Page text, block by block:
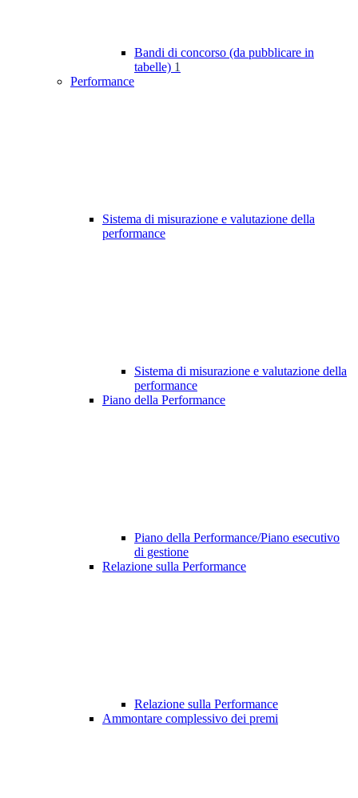
Bandi di concorso (da pubblicare in
tabelle) 1
Performance
Sistema di misurazione e valutazione della
performance
Sistema di misurazione e valutazione della
performance
Piano della Performance
Piano della Performance/Piano esecutivo
di gestione
Relazione sulla Performance
Relazione sulla Performance
Ammontare complessivo dei premi